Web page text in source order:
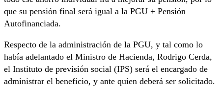
que su pensión final será igual a la PGU + Pensión
Autofinanciada.
Respecto de la administración de la PGU, y tal como lo
había adelantado el Ministro de Hacienda, Rodrigo Cerda,
el Instituto de previsión social (IPS) será el encargado de
administrar el beneficio, y ante quien deberá ser solicitado.